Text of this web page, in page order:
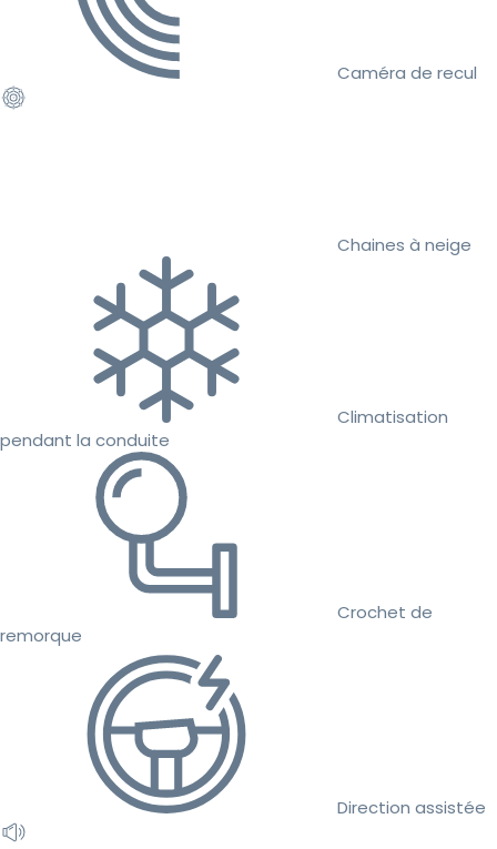
Caméra de recul
Chaines à neige
Climatisation
pendant la conduite
Crochet de
remorque
Direction assistée